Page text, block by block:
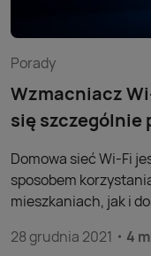
Porady
Wzmacniacz
się szczególnie
Domowa sieć Wi-Fi
sposobem
mieszkaniach, jak i
28 grudnia 2021
4